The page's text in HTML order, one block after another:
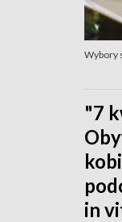
Wybory
"7
in